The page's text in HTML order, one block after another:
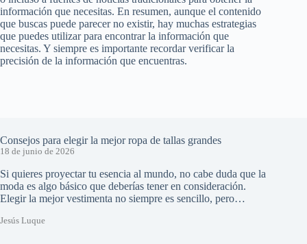
información que necesitas. En resumen, aunque el contenido
que buscas puede parecer no existir, hay muchas estrategias
que puedes utilizar para encontrar la información que
necesitas. Y siempre es importante recordar verificar la
precisión de la información que encuentras.
Consejos para elegir la mejor ropa de tallas grandes
18 de junio de 2026
Si quieres proyectar tu esencia al mundo, no cabe duda que la
moda es algo básico que deberías tener en consideración.
Elegir la mejor vestimenta no siempre es sencillo, pero…
Jesús Luque